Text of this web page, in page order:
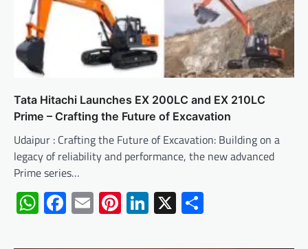
Tata Hitachi Launches EX 200LC and EX 210LC
Prime – Crafting the Future of Excavation
Udaipur : Crafting the Future of Excavation: Building on a
legacy of reliability and performance, the new advanced
Prime series…
WhatsApp
Facebook
EmailPinterest
LinkedIn
X